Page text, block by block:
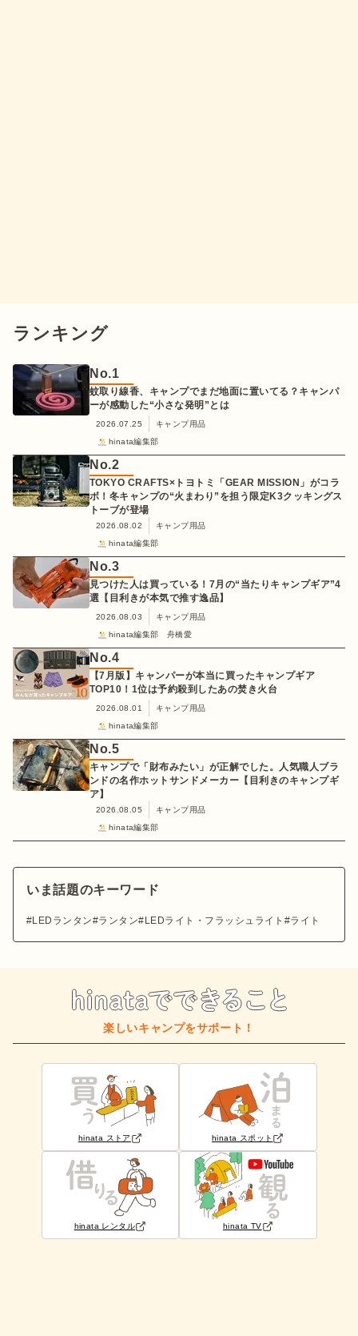
ランキング
No.1
蚊取り線香、キャンプでまだ地面に置いてる？キャンパ
ーが感動した“小さな発明”とは
2026.07.25
キャンプ用品
hinata編集部
No.2
TOKYO CRAFTS×トヨトミ「GEAR MISSION」がコラ
ボ！冬キャンプの“火まわり”を担う限定K3クッキングス
トーブが登場
2026.08.02
キャンプ用品
hinata編集部
No.3
見つけた人は買っている！7月の“当たりキャンプギア”4
選【目利きが本気で推す逸品】
2026.08.03
キャンプ用品
hinata編集部 舟橋愛
No.4
【7月版】キャンパーが本当に買ったキャンプギア
TOP10！1位は予約殺到したあの焚き火台
2026.08.01
キャンプ用品
hinata編集部
No.5
キャンプで「財布みたい」が正解でした。人気職人ブラ
ンドの名作ホットサンドメーカー【目利きのキャンプギ
ア】
2026.08.05
キャンプ用品
hinata編集部
いま話題のキーワード
LEDランタン ランタン LEDライト・フラッシュライト ライト
楽しいキャンプをサポート！
hinata ストア hinata スポット
hinata レンタル hinata TV